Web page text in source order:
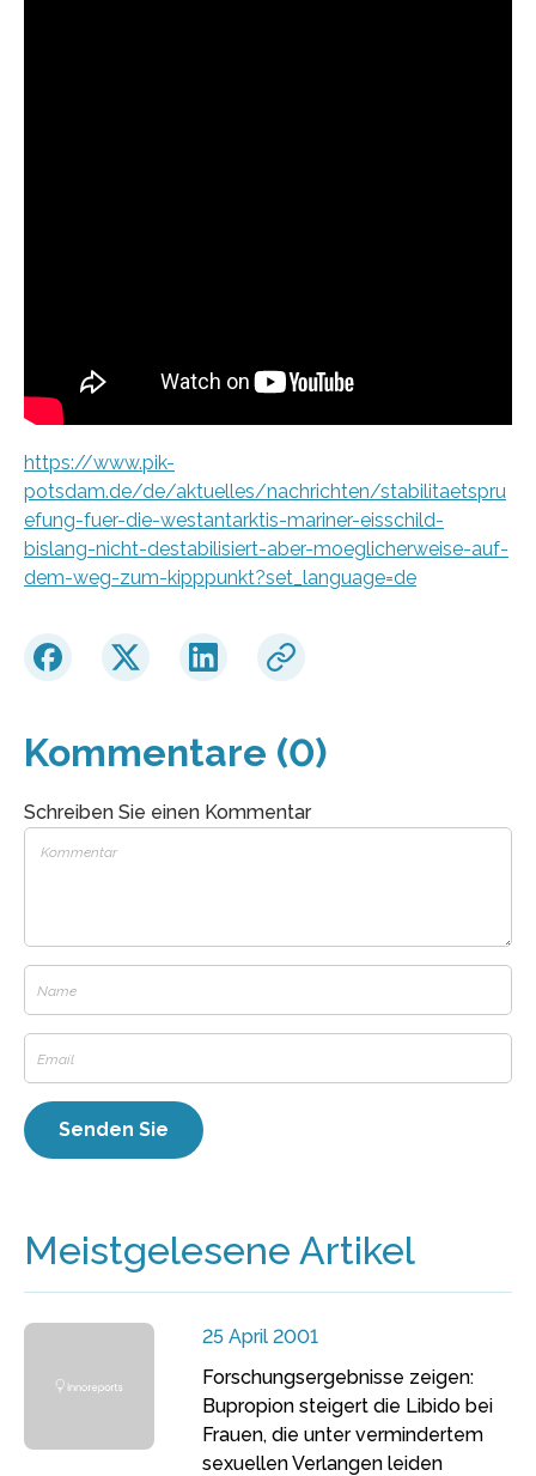
https://www.pik-
potsdam.de/de/aktuelles/nachrichten/stabilitaetspru
efung-fuer-die-westantarktis-mariner-eisschild-
bislang-nicht-destabilisiert-aber-moeglicherweise-auf-
dem-weg-zum-kipppunkt?set_language=de
Kommentare (0)
Schreiben Sie einen Kommentar
Meistgelesene Artikel
25 April 2001
Forschungsergebnisse zeigen:
Bupropion steigert die Libido bei
Frauen, die unter vermindertem
sexuellen Verlangen leiden